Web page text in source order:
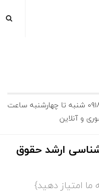
جعفر جعفر زاده تلفن تماس 09185104800 شنبه تا چهارشنبه ساعت
ارشد حقوق